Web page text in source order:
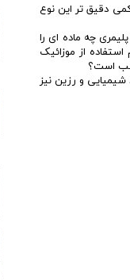
دقیق تر این نوع
چه ماده ای را
از موزائیک
است؟
شیمیایی و رزین نیز